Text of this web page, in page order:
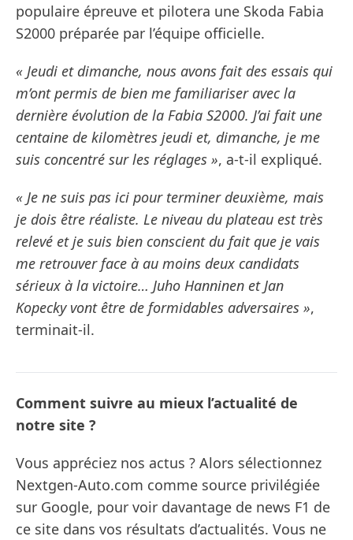
populaire épreuve et pilotera une Skoda Fabia
S2000 préparée par l’équipe officielle.
« Jeudi et dimanche, nous avons fait des essais qui
m’ont permis de bien me familiariser avec la
dernière évolution de la Fabia S2000. J’ai fait une
centaine de kilomètres jeudi et, dimanche, je me
suis concentré sur les réglages », a-t-il expliqué.
« Je ne suis pas ici pour terminer deuxième, mais
je dois être réaliste. Le niveau du plateau est très
relevé et je suis bien conscient du fait que je vais
me retrouver face à au moins deux candidats
sérieux à la victoire… Juho Hanninen et Jan
Kopecky vont être de formidables adversaires »,
terminait-il.
Comment suivre au mieux l’actualité de
notre site ?
Vous appréciez nos actus ? Alors sélectionnez
Nextgen-Auto.com comme source privilégiée
sur Google, pour voir davantage de news F1 de
ce site dans vos résultats d’actualités. Vous ne